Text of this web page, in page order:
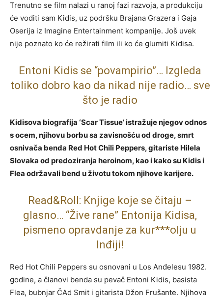
Trenutno se film nalazi u ranoj fazi razvoja, a produkciju
će voditi sam Kidis, uz podršku Brajana Grazera i Gaja
Oserija iz Imagine Entertainment kompanije. Još uvek
nije poznato ko će režirati film ili ko će glumiti Kidisa.
Entoni Kidis se “povampirio”… Izgleda
toliko dobro kao da nikad nije radio… sve
što je radio
Kidisova biografija ‘Scar Tissue’ istražuje njegov odnos
s ocem, njihovu borbu sa zavisnošću od droge, smrt
osnivača benda Red Hot Chili Peppers, gitariste Hilela
Slovaka od predoziranja heroinom, kao i kako su Kidis i
Flea održavali bend u životu tokom njihove karijere.
Read&Roll: Knjige koje se čitaju –
glasno… “Žive rane” Entonija Kidisa,
pismeno opravdanje za kur***olju u
Inđiji!
Red Hot Chili Peppers su osnovani u Los Anđelesu 1982.
godine, a članovi benda su pevač Entoni Kidis, basista
Flea, bubnjar ČAd Smit i gitarista Džon Frušante. Njihova